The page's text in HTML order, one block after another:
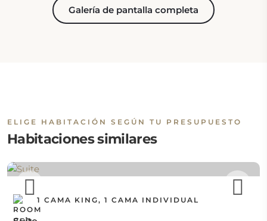
Galería de pantalla completa
ELIGE HABITACIÓN SEGÚN TU PRESUPUESTO
Habitaciones similares
1 CAMA KING, 1 CAMA INDIVIDUAL